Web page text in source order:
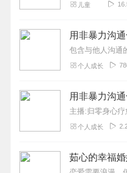
儿童
用非暴力沟
包含与他人沟通
个人成长
用非暴力沟
主播:归零身心疗
个人成长
茹心的幸福